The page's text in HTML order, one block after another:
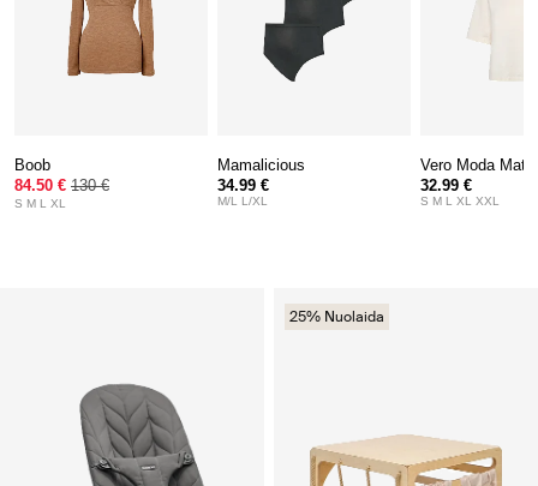
25% Nuolaida
Boob
84.50 € 130 €
S M L XL
Mamalicious
34.99 €
M/L L/XL
Vero Moda
32.99 €
S M L XL XXL